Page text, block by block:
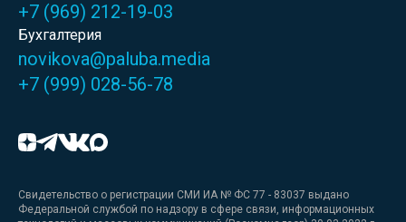
+7 (969) 212-19-03
Бухгалтерия
novikova@paluba.media
+7 (999) 028-56-78
Свидетельство о регистрации СМИ ИА № ФС 77 - 83037 выдано
Федеральной службой по надзору в сфере связи, информационных